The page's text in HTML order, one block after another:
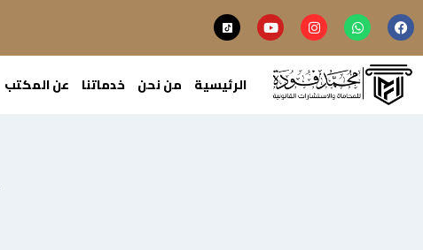
الرئيسية من نحن خدماتنا عن المكتب